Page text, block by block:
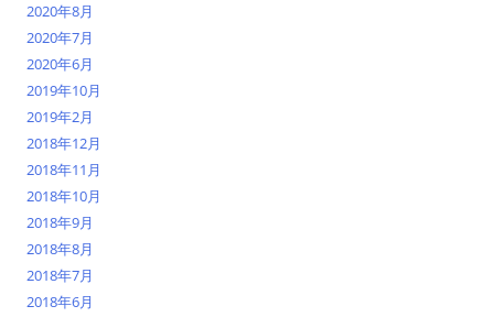
2020年8月
2020年7月
2020年6月
2019年10月
2019年2月
2018年12月
2018年11月
2018年10月
2018年9月
2018年8月
2018年7月
2018年6月